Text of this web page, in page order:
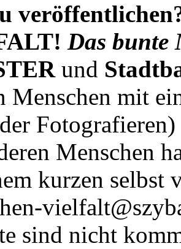
Das bunte
und
Menschen mit
Menschen
kurzen selbst
sind nicht